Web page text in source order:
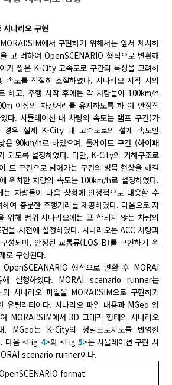
나리오 구현
에서 구현하기 위해서는 앞서 제시하
고 려하여 OpenSCENARIO 형식으로 변환해
가 짧은 K-City 고속도로 구간의 특성을 고려하
속도를 적절히 조절하였다. 시나리오 시작 시의
하고, 주행 시작 후에는 각 차량들이 100km/h
이상의 차간거리를 유지하도록 하 여 안정적
다. 시뮬레이션 내 차량의 속도는 램프 구간(가
경우 실제 K-City 내 고속도로의 설계 속도인
90km/h로 하였으며, 톨게이트 구간 (하이패
되도록 설정하였다. 다만, K-City의 기하구조로
트 구간으로 넘어가는 구간의 병목 현상을 해결
위치한 차량의 속도는 100km/h로 설정하였다.
는 차량들이 다음 상황에 안정적으로 대응할 수
여 충분한 주행거리를 제공하였다. 다음으로 자
위해 범위 시나리오에는 포 함되지 않는 차량의
을 사전에 설정하였다. 시나리오는 ACC 차량과
성되며, 안정된 교통류(LOS B)를 구현하기 위
로 구성된다.
OpenSCEANARIO 형식으로 변환 후 MORAI
실행하였다. MORAI scenario runner는
시나리오 파일을 MORAI:SIM으로 구현하기
유틸리티이다. 시나리오 파일 내용과 MGeo 양
MORAI:SIM에서 3D 그래픽 형태의 시나리오
, MGeo는 K-City의 정밀도로지도를 반영한
다음 <Fig 4>와 <Fig 5>는 시뮬레이션 구현 시
scenario runner이다.
format